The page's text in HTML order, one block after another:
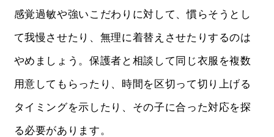
感覚過敏や強いこだわりに対して、慣らそうとし
て我慢させたり、無理に着替えさせたりするのは
やめましょう。保護者と相談して同じ衣服を複数
用意してもらったり、時間を区切って切り上げる
タイミングを示したり、その子に合った対応を探
る必要があります。